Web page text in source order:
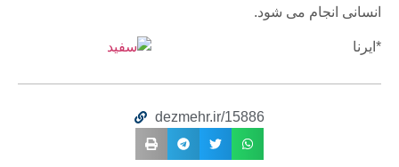
انسانی انجام می شود.
*ایرنا
dezmehr.ir/15886